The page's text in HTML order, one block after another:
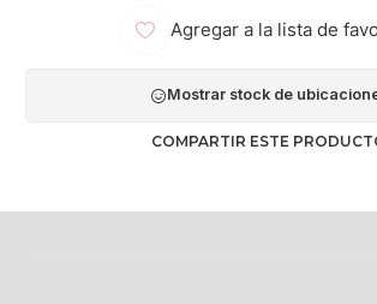
Agregar a la lista de
Mostrar stock de
COMPARTIR ESTE